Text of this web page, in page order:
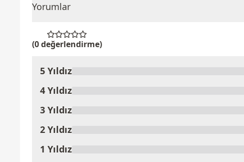
Yorumlar
(0 değerlendirme)
Ürünü Değerlendir
5 Yıldız
4 Yıldız
3 Yıldız
2 Yıldız
1 Yıldız